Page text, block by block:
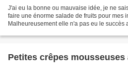
J'ai eu la bonne ou mauvaise idée, je ne
faire une énorme salade de fruits pour mes
Malheureusement elle n'a pas eu le succès
Petites crêpes mousseuses